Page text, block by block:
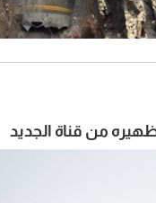
من قناة الجديد